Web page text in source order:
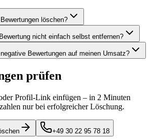
löschen?
nicht einfach selbst entfernen?
Bewertungen auf meinen Umsatz?
prüfen
Profil-Link einfügen – in 2 Minuten
nur bei erfolgreicher Löschung.
+49 30 22 95 78 18